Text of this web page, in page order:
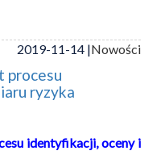
2019-11-14 |Nowości
procesu
ryzyka
identyfikacji, oceny i